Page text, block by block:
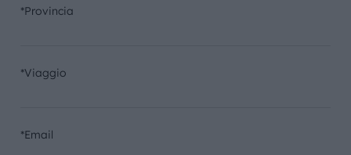
*Provincia
*Viaggio
*Email